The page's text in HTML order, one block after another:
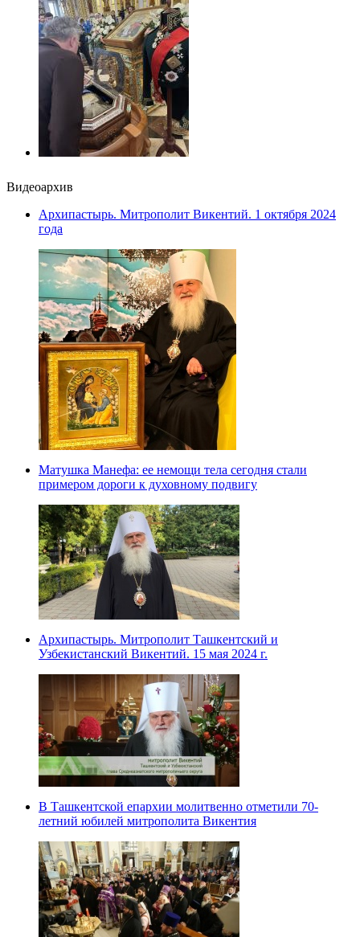
Видеоархив
Архипастырь. Митрополит Викентий. 1 октября 2024
года
Матушка Манефа: ее немощи тела сегодня стали
примером дороги к духовному подвигу
Архипастырь. Митрополит Ташкентский и
Узбекистанский Викентий. 15 мая 2024 г.
В Ташкентской епархии молитвенно отметили 70-
летний юбилей митрополита Викентия